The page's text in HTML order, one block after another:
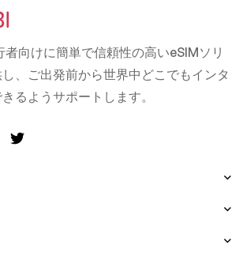
者向けに簡単で信頼性の高いeSIMソリ
、ご出発前から世界中どこでもインタ
るようサポートします。